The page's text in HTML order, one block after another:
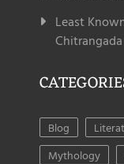
Least
Chitrangada
Blog
Mythology